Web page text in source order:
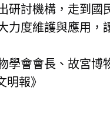
研討機構，走到國
力度維護與應用
學會會長、故宮博
報》